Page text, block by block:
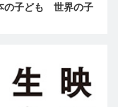
の子ども 世界の子